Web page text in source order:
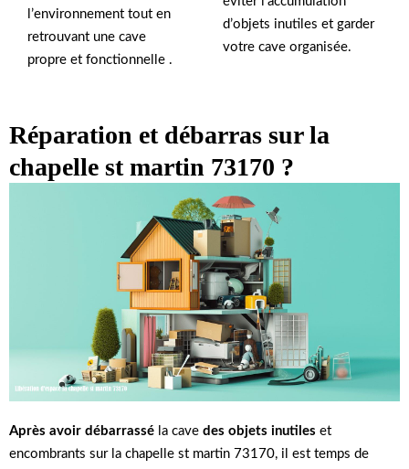
l’environnement tout en
retrouvant une cave
propre et fonctionnelle .
d’objets inutiles et garder
votre cave organisée.
Réparation et débarras sur la
chapelle st martin 73170 ?
Après avoir débarrassé la cave des objets inutiles et
encombrants sur la chapelle st martin 73170, il est temps de